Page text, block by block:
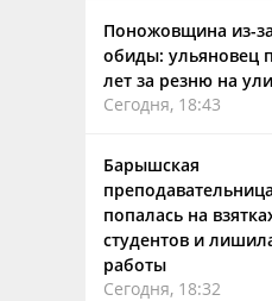
Поножовщина из-
обиды: ульяновец
лет за резню на
Сегодня, 18:43
Барышская
преподавательница
попалась на
студентов и
работы
Сегодня, 18:32